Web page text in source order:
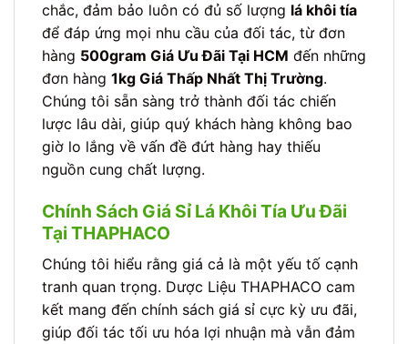
chắc, đảm bảo luôn có đủ số lượng lá khôi tía
để đáp ứng mọi nhu cầu của đối tác, từ đơn
hàng 500gram Giá Ưu Đãi Tại HCM đến những
đơn hàng 1kg Giá Thấp Nhất Thị Trường.
Chúng tôi sẵn sàng trở thành đối tác chiến
lược lâu dài, giúp quý khách hàng không bao
giờ lo lắng về vấn đề đứt hàng hay thiếu
nguồn cung chất lượng.
Chính Sách Giá Sỉ Lá Khôi Tía Ưu Đãi
Tại THAPHACO
Chúng tôi hiểu rằng giá cả là một yếu tố cạnh
tranh quan trọng. Dược Liệu THAPHACO cam
kết mang đến chính sách giá sỉ cực kỳ ưu đãi,
giúp đối tác tối ưu hóa lợi nhuận mà vẫn đảm